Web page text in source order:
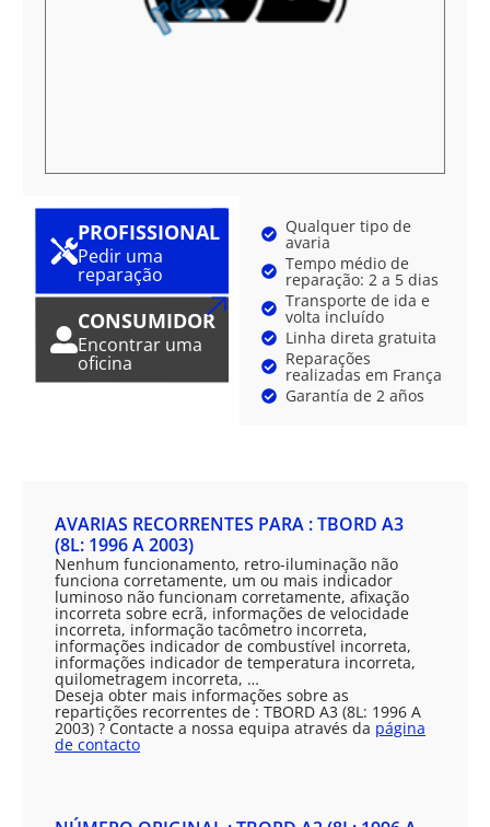
PROFISSIONAL
Pedir uma
reparação
CONSUMIDOR
Encontrar uma
oficina
Qualquer tipo de
avaria
Tempo médio de
reparação: 2 a 5 dias
Transporte de ida e
volta incluído
Linha direta gratuita
Reparações
realizadas em França
Garantía de 2 años
AVARIAS RECORRENTES PARA : TBORD A3
(8L: 1996 A 2003)
Nenhum funcionamento, retro-iluminação não
funciona corretamente, um ou mais indicador
luminoso não funcionam corretamente, afixação
incorreta sobre ecrã, informações de velocidade
incorreta, informação tacômetro incorreta,
informações indicador de combustível incorreta,
informações indicador de temperatura incorreta,
quilometragem incorreta, …
Deseja obter mais informações sobre as
repartições recorrentes de : TBORD A3 (8L: 1996 A
2003) ? Contacte a nossa equipa através da página
de contacto